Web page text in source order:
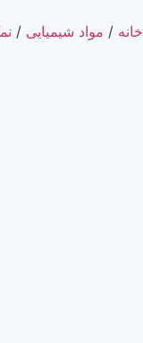
خانه / مواد شیمیایی /